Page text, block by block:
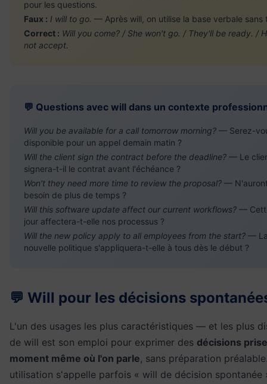
pour les questions.
Faux : I will to go. — Après will, on utilise la base verbale sans
Correct : Will you come? / She won't go. / They'll be ready. /
not accept.
💬 Questions avec will dans un contexte
Will you be available for a call tomorrow morning? — Serez-
disponible pour un appel demain matin ?
Will the client sign the contract before the deadline? — Le
signera-t-il le contrat avant l'échéance ?
Won't they need more time to review the proposal? —
besoin de plus de temps ?
Will this software update affect our current workflows? —
jour affectera-t-elle nos processus ?
Will the new policy apply to all employees from the start? —
nouvelle politique s'appliquera-t-elle à tous dès le début ?
💬 Will pour les décisions
L'un des usages les plus caractéristiques — et les plus
de will est son emploi pour exprimer des décisions
moment même où l'on parle, sans préparation
utilisation s'appelle parfois « will de décision spontanée